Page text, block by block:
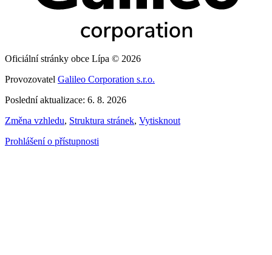
Oficiální stránky obce Lípa © 2026
Provozovatel Galileo Corporation s.r.o.
Poslední aktualizace: 6. 8. 2026
Změna vzhledu, Struktura stránek, Vytisknout
Prohlášení o přístupnosti